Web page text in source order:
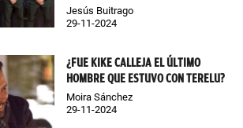
Jesús Buitrago
29-11-2024
¿FUE KIKE CALLEJA EL ÚLTIMO
HOMBRE QUE ESTUVO CON TERELU?
Moira Sánchez
29-11-2024